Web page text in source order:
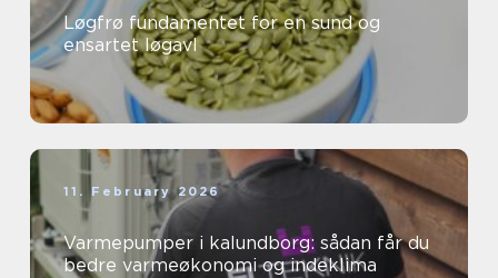
Løgfrø fundamentet for en sund og
ensartet løgavl
11. February 2026
Varmepumper i kalundborg: sådan får du
bedre varmeøkonomi og indeklima